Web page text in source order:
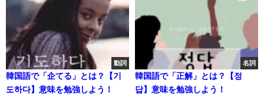
動詞
韓国語で「企てる」とは？【기
도하다】意味を勉強しよう！
名詞
韓国語で「正解」とは？【정
답】意味を勉強しよう！